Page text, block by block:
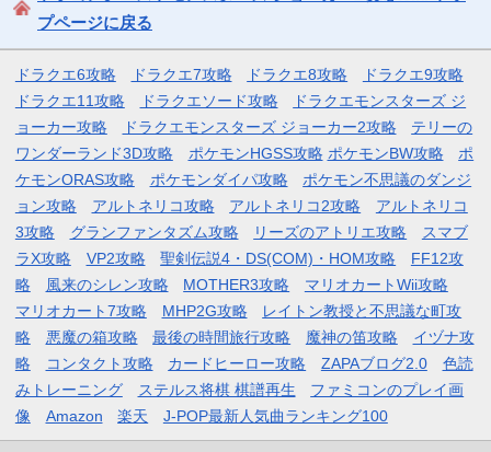
プページに戻る
ドラクエ6攻略 ドラクエ7攻略 ドラクエ8攻略
ドラクエ9攻略
ドラクエ11攻略
ドラクエソード攻略
ドラクエモンスターズ ジ
ョーカー攻略
ドラクエモンスターズ ジョーカー2攻略
テリーの
ワンダーランド3D攻略
ポケモンHGSS攻略 ポケモンBW攻略
ポ
ケモンORAS攻略
ポケモンダイパ攻略
ポケモン不思議のダンジ
ョン攻略
アルトネリコ攻略 アルトネリコ2攻略
アルトネリコ
3攻略
グランファンタズム攻略 リーズのアトリエ攻略
スマブ
ラX攻略
VP2攻略 聖剣伝説4・DS(COM)・HOM攻略
FF12攻
略
風来のシレン攻略 MOTHER3攻略
マリオカートWii攻略
マリオカート7攻略
MHP2G攻略
レイトン教授と不思議な町攻
略
悪魔の箱攻略 最後の時間旅行攻略 魔神の笛攻略
イヅナ攻
略
コンタクト攻略 カードヒーロー攻略 ZAPAブログ2.0
色読
みトレーニング
ステルス将棋 棋譜再生
ファミコンのプレイ画
像
Amazon 楽天 J-POP最新人気曲ランキング100